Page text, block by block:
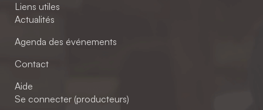
Liens utiles
Actualités
Agenda des événements
Contact
Aide
Se connecter (producteurs)